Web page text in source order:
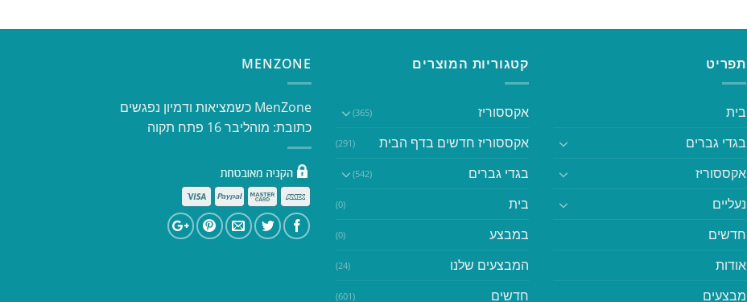
תפריט
בית
בגדי גברים
אקססוריז
נעליים
חדשים
אודות
מבצעים
קטגוריות המוצרים
אקססוריז (365)
אקססוריז חדשים בדף הבית (291)
בגדי גברים (542)
בית (0)
במבצע (0)
המבצעים שלנו (24)
חדשים (601)
MENZONE
​​MenZone כשמציאות ודמיון נפגשים​
כתובת: מוהליבר 16 פתח תקוה